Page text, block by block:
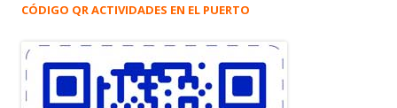
CÓDIGO QR ACTIVIDADES EN EL PUERTO